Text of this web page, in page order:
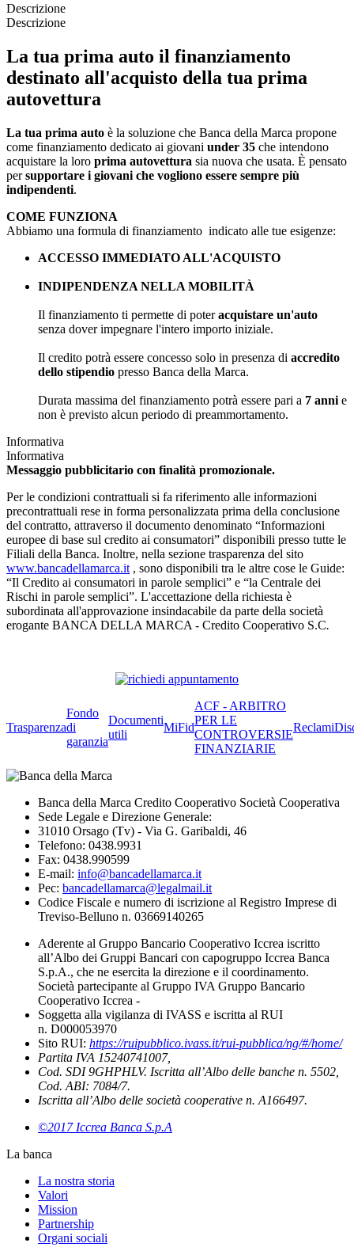
Descrizione
Descrizione
La tua prima auto il finanziamento
destinato all'acquisto della tua prima
autovettura
La tua prima auto è la soluzione che Banca della Marca propone
come finanziamento dedicato ai giovani under 35 che intendono
acquistare la loro prima autovettura sia nuova che usata. È pensato
persupportare i giovani che vogliono essere sempre più
indipendenti.
COME FUNZIONA
Abbiamo una formula di finanziamento indicato alle tue esigenze:
ACCESSO IMMEDIATO ALL'ACQUISTO
INDIPENDENZA NELLA MOBILITÀ
Il finanziamento ti permette di poteracquistare un'auto
senza dover impegnare l'intero importo iniziale.
Il credito potrà essere concesso solo in presenza di accredito
dello stipendio presso Banca della Marca.
Durata massima del finanziamento potrà essere pari a 7 anni e
non è previsto alcun periodo di preammortamento.
Informativa
Informativa
Messaggio pubblicitario con finalità promozionale.
Per le condizioni contrattuali si fa riferimento alle informazioni
precontrattuali rese in forma personalizzata prima della conclusione
del contratto, attraverso il documento denominato “Informazioni
europee di base sul credito ai consumatori” disponibili presso tutte le
Filiali della Banca. Inoltre, nella sezione trasparenza del sito
www.bancadellamarca.it , sono disponibili tra le altre cose le Guide:
“Il Credito ai consumatori in parole semplici” e “la Centrale dei
Rischi in parole semplici”. L'accettazione della richiesta è
subordinata all'approvazione insindacabile da parte della società
erogante BANCA DELLA MARCA - Credito Cooperativo S.C.
Trasparenza
Fondo
di
garanzia
Documenti
utili
MiFid
ACF - ARBITRO
PER LE
CONTROVERSIE
FINANZIARIE
Reclami
Banca della Marca Credito Cooperativo Società Cooperativa
Sede Legale e Direzione Generale:
31010 Orsago (Tv) - Via G. Garibaldi, 46
Telefono: 0438.9931
Fax: 0438.990599
E-mail: info@bancadellamarca.it
Pec: bancadellamarca@legalmail.it
Codice Fiscale e numero di iscrizione al Registro Imprese di
Treviso-Belluno n. 03669140265
Aderente al Gruppo Bancario Cooperativo Iccrea iscritto
all’Albo dei Gruppi Bancari con capogruppo Iccrea Banca
S.p.A., che ne esercita la direzione e il coordinamento.
Società partecipante al Gruppo IVA Gruppo Bancario
Cooperativo Iccrea -
Soggetta alla vigilanza di IVASS e iscritta al RUI
n. D000053970
Sito RUI: https://ruipubblico.ivass.it/rui-pubblica/ng/#/home/
Partita IVA 15240741007,
Cod. SDI 9GHPHLV. Iscritta all’Albo delle banche n. 5502,
Cod. ABI: 7084/7.
Iscritta all’Albo delle società cooperative n. A166497.
©2017 Iccrea Banca S.p.A
La banca
La nostra storia
Valori
Mission
Partnership
Organi sociali